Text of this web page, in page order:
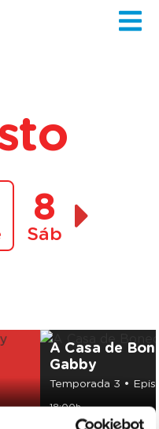
8
Sáb
A Casa de
Gabby
Temporada 3 •
18:00h